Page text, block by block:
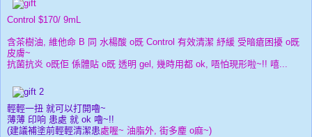
Control $170/ 9mL
含茶樹油, 維他命 B 同 水楊酸 o既 Control 有效清潔 紓緩 受暗瘡困擾 o既
皮膚~
抗菌抗炎 o既佢 係體貼 o既 透明 gel, 幾時用都 ok, 唔怕現形啦~!! 嘻...
輕輕一扭 就可以打開嚕~
薄薄 印响 患處 就 ok 嚕~!!
(建議補塗前輕輕清潔患處喔~ 油脂外, 街多麈 o麻~)